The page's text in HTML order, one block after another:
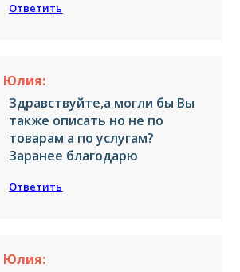
Ответить
Юлия:
Здравствуйте,а могли бы Вы
также описать но не по
товарам а по услугам?
Заранее благодарю
Ответить
Юлия: